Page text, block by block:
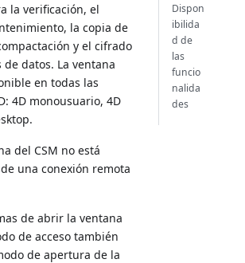
la verificación, el
la copia de
y el cifrado
de datos. La ventana
en todas las
4D monousuario, 4D
del CSM no está
una conexión remota
de abrir la ventana
de acceso también
de apertura de la
Dispon
ibilida
d de
las
funcio
nalida
des